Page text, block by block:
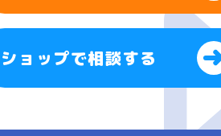
ショップで相談する